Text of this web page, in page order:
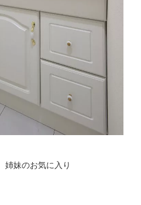
姉妹のお気に入り